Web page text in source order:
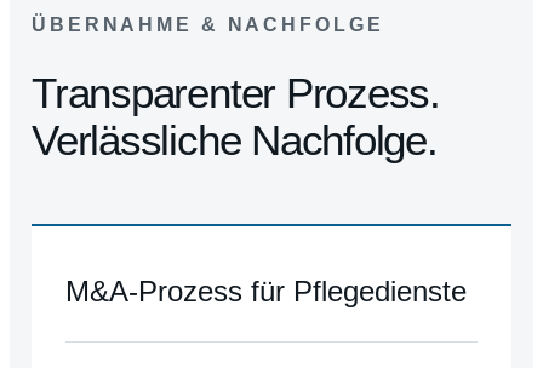
ÜBERNAHME & NACHFOLGE
Transparenter Prozess.
Verlässliche Nachfolge.
M&A-Prozess für Pflegedienste